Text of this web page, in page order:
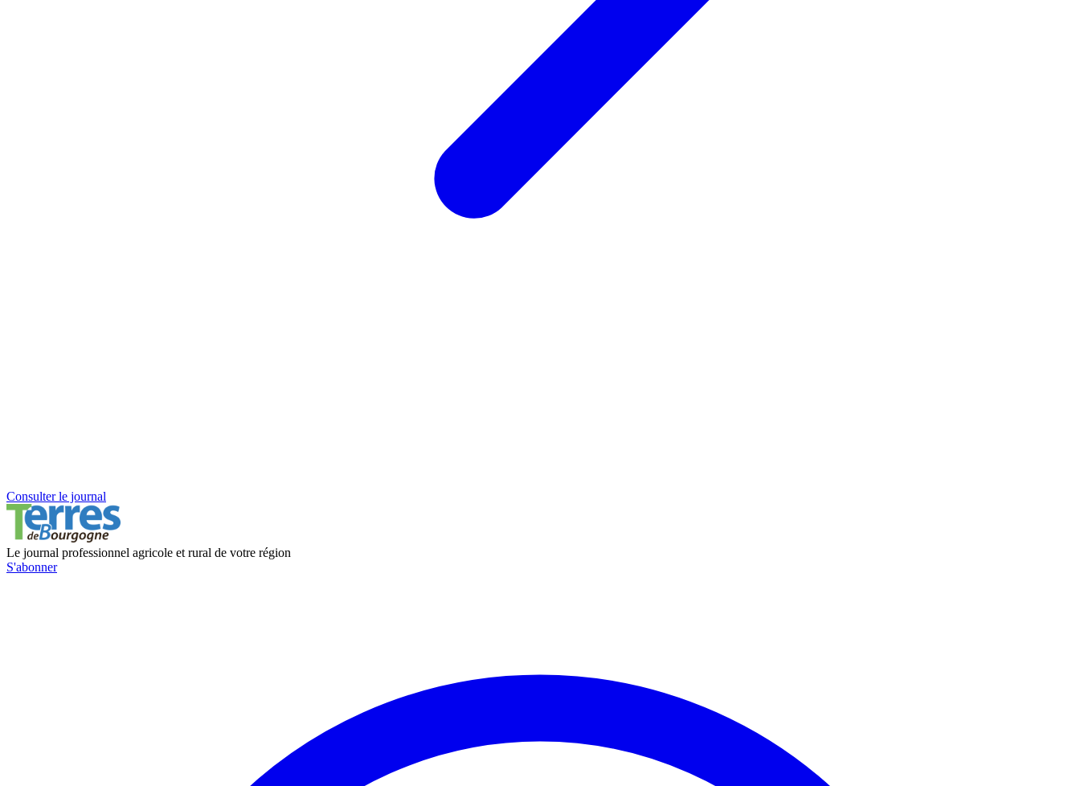
Consulter le journal
Le journal professionnel agricole et rural de votre région
S'abonner